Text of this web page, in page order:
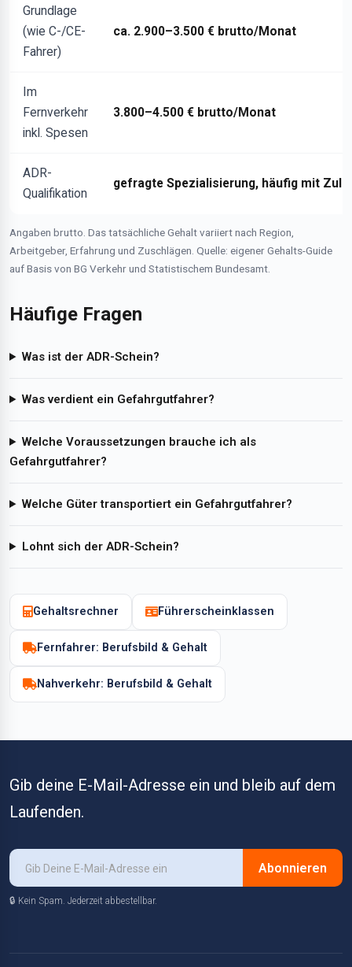
Grundlage
(wie C-/CE-
Fahrer)
ca. 2.900–3.500 € brutto/Monat
Im
Fernverkehr
inkl. Spesen
3.800–4.500 € brutto/Monat
ADR-
Qualifikation
gefragte Spezialisierung, häufig mit
Angaben brutto. Das tatsächliche Gehalt variiert nach Region,
Arbeitgeber, Erfahrung und Zuschlägen. Quelle: eigener Gehalts-Guide
auf Basis von BG Verkehr und Statistischem Bundesamt.
Häufige Fragen
Was ist der ADR-Schein?
Was verdient ein Gefahrgutfahrer?
Welche Voraussetzungen brauche ich als
Gefahrgutfahrer?
Welche Güter transportiert ein Gefahrgutfahrer?
Lohnt sich der ADR-Schein?
Gehaltsrechner Führerscheinklassen
Fernfahrer: Berufsbild & Gehalt
Nahverkehr: Berufsbild & Gehalt
Gib deine E-Mail-Adresse ein und bleib auf dem
Laufenden.
Abonnieren
🔒 Kein Spam. Jederzeit abbestellbar.